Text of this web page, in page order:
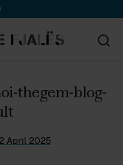
thegem-blog-
2 April 2025